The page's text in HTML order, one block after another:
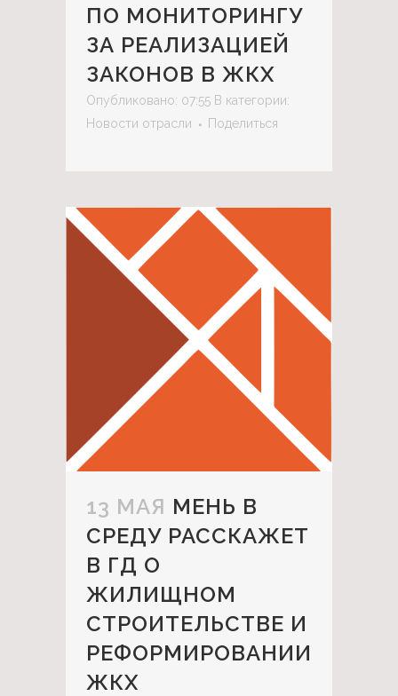
ПО МОНИТОРИНГУ
ЗА РЕАЛИЗАЦИЕЙ
ЗАКОНОВ В ЖКХ
Опубликовано: 07:55 В категории:
Новости отрасли
Поделиться
13 МАЯ МЕНЬ В
СРЕДУ РАССКАЖЕТ
В ГД О
ЖИЛИЩНОМ
СТРОИТЕЛЬСТВЕ И
РЕФОРМИРОВАНИИ
ЖКХ